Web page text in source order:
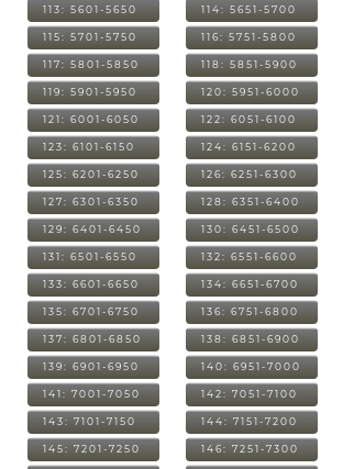
113: 5601-5650 114: 5651-5700
115: 5701-5750 116: 5751-5800
117: 5801-5850 118: 5851-5900
119: 5901-5950 120: 5951-6000
121: 6001-6050 122: 6051-6100
123: 6101-6150 124: 6151-6200
125: 6201-6250 126: 6251-6300
127: 6301-6350 128: 6351-6400
129: 6401-6450 130: 6451-6500
131: 6501-6550 132: 6551-6600
133: 6601-6650 134: 6651-6700
135: 6701-6750 136: 6751-6800
137: 6801-6850 138: 6851-6900
139: 6901-6950 140: 6951-7000
141: 7001-7050 142: 7051-7100
143: 7101-7150 144: 7151-7200
145: 7201-7250 146: 7251-7300